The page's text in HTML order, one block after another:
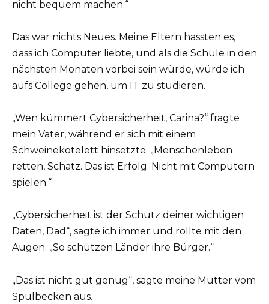
nicht bequem machen.“
Das war nichts Neues. Meine Eltern hassten es,
dass ich Computer liebte, und als die Schule in den
nächsten Monaten vorbei sein würde, würde ich
aufs College gehen, um IT zu studieren.
„Wen kümmert Cybersicherheit, Carina?“ fragte
mein Vater, während er sich mit einem
Schweinekotelett hinsetzte. „Menschenleben
retten, Schatz. Das ist Erfolg. Nicht mit Computern
spielen.“
„Cybersicherheit ist der Schutz deiner wichtigen
Daten, Dad“, sagte ich immer und rollte mit den
Augen. „So schützen Länder ihre Bürger.“
„Das ist nicht gut genug“, sagte meine Mutter vom
Spülbecken aus.